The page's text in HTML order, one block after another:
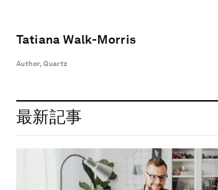
Tatiana Walk-Morris
Author, Quartz
最新記事